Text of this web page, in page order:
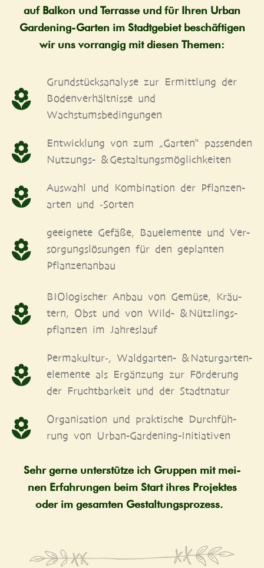
auf Bal­kon und Ter­ras­se und für Ihren Urban
Gar­dening-Gar­ten im Stadt­ge­biet beschäf­ti­gen
wir uns vor­ran­gig mit die­sen Themen:
Grund­stücks­ana­ly­se zur Ermitt­lung der
Boden­ver­hält­nis­se und
Wachstumsbedingungen
Ent­wick­lung von zum „Gar­ten“ pas­sen­den
Nut­zungs- & Gestaltungsmöglichkeiten
Aus­wahl und Kom­bi­na­ti­on der Pflan­zen­
ar­ten und ‑Sor­ten
geeig­ne­te Gefä­ße, Bau­ele­men­te und Ver­
sor­gungs­lö­sun­gen für den geplan­ten
Pflanzenanbau
BIO­lo­gi­scher Anbau von Gemü­se, Kräu­
tern, Obst und von Wild- & Nütz­lings­
pflan­zen im Jahreslauf
Permakultur‑, Wald­gar­ten- & Natur­gar­ten­
ele­men­te als Ergän­zung zur För­de­rung
der Frucht­bar­keit und der Stadtnatur
Orga­ni­sa­ti­on und prak­ti­sche Durch­füh­
rung von Urban-Gardening-Initiativen
Sehr ger­ne unter­stüt­ze ich Grup­pen mit mei­
nen Erfah­run­gen beim Start ihres Pro­jek­tes
oder im gesam­ten Gestaltungsprozess.